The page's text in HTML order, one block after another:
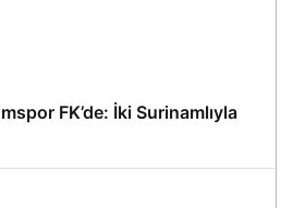
FK’de: İki Surinamlıyla